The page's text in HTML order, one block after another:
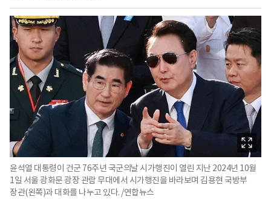
윤석열 대통령이 건군 76주년 국군의날 시가행진이 열린 지난 2024년 10월
1일 서울 광화문 광장 관람 무대에서 시가행진을 바라보며 김용현 국방부
장관(왼쪽)과 대화를 나누고 있다. /연합뉴스